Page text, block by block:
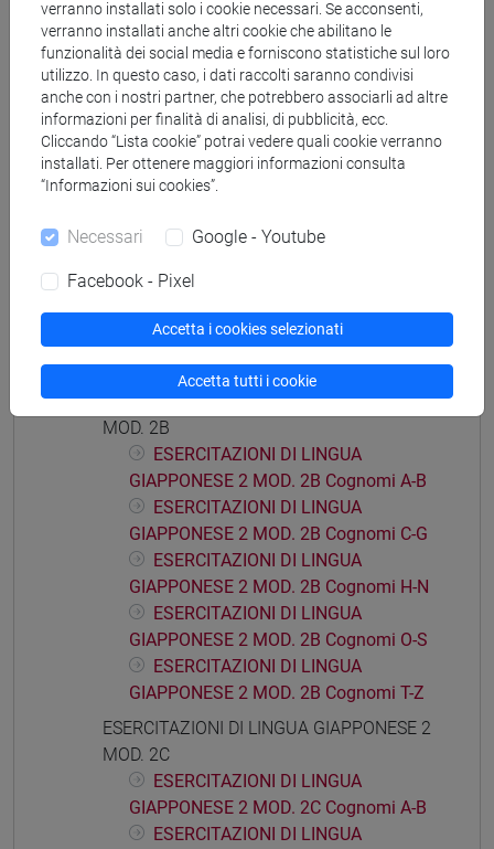
ESERCITAZIONI DI LINGUA
GIAPPONESE 2 MOD. 1E Cognomi C-G
ESERCITAZIONI DI LINGUA
GIAPPONESE 2 MOD. 1E Cognomi H-N
ESERCITAZIONI DI LINGUA
GIAPPONESE 2 MOD. 1E Cognomi O-S
ESERCITAZIONI DI LINGUA
ESERCITAZIONI DI LINGUA GIAPPONESE 2
ESERCITAZIONI DI LINGUA
GIAPPONESE 2 MOD. 2A Cognomi A-L
ESERCITAZIONI DI LINGUA
GIAPPONESE 2 MOD. 2A Cognomi M-Z
ESERCITAZIONI DI LINGUA GIAPPONESE 2
MOD. 2B
ESERCITAZIONI DI LINGUA
GIAPPONESE 2 MOD. 2B Cognomi A-B
ESERCITAZIONI DI LINGUA
GIAPPONESE 2 MOD. 2B Cognomi C-G
ESERCITAZIONI DI LINGUA
GIAPPONESE 2 MOD. 2B Cognomi H-N
ESERCITAZIONI DI LINGUA
GIAPPONESE 2 MOD. 2B Cognomi O-S
ESERCITAZIONI DI LINGUA
GIAPPONESE 2 MOD. 2B Cognomi T-Z
ESERCITAZIONI DI LINGUA GIAPPONESE 2
MOD. 2C
ESERCITAZIONI DI LINGUA
GIAPPONESE 2 MOD. 2C Cognomi A-B
ESERCITAZIONI DI LINGUA
verranno installati solo i cookie necessari. Se acconsenti,
verranno installati anche altri cookie che abilitano le
funzionalità dei social media e forniscono statistiche sul loro
utilizzo. In questo caso, i dati raccolti saranno condivisi
anche con i nostri partner, che potrebbero associarli ad altre
informazioni per finalità di analisi, di pubblicità, ecc.
Cliccando “Lista cookie” potrai vedere quali cookie verranno
installati. Per ottenere maggiori informazioni consulta
“Informazioni sui cookies”.
Necessari Google - Youtube
Facebook - Pixel
Accetta i cookies selezionati
Accetta tutti i cookie